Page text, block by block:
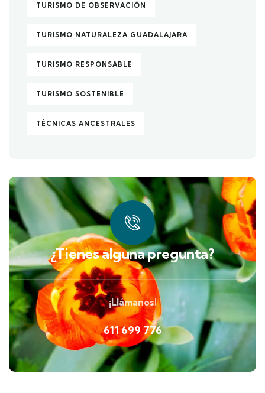
TURISMO DE OBSERVACIÓN
TURISMO NATURALEZA GUADALAJARA
TURISMO RESPONSABLE
TURISMO SOSTENIBLE
TÉCNICAS ANCESTRALES
¿Tienes alguna pregunta?
¡Llámanos!
611 699 776